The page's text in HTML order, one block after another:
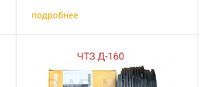
толщина: 4.50 мм Тепловой зазор:
подробнее